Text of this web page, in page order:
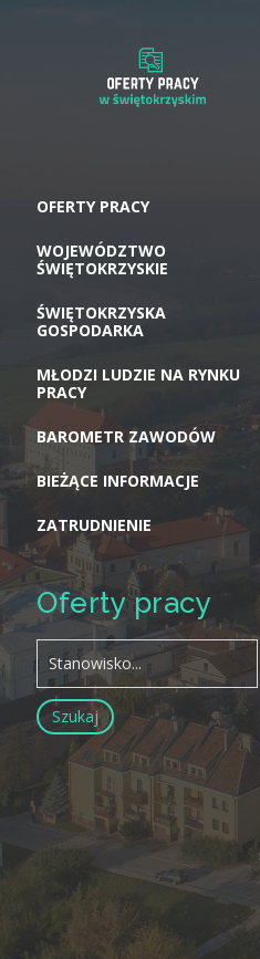
OFERTY PRACY
WOJEWÓDZTWO
ŚWIĘTOKRZYSKIE
ŚWIĘTOKRZYSKA
GOSPODARKA
MŁODZI LUDZIE NA RYNKU
PRACY
BAROMETR ZAWODÓW
BIEŻĄCE INFORMACJE
ZATRUDNIENIE
Oferty pracy